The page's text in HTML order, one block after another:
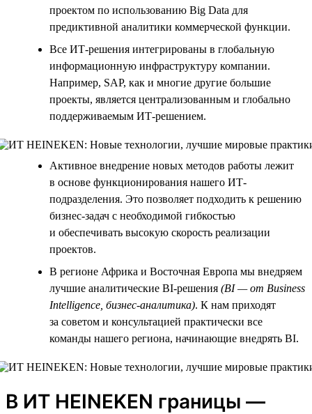
проектом по использованию Big Data для
предиктивной аналитики коммерческой функции.
Все ИТ-решения интегрированы в глобальную
информационную инфраструктуру компании.
Например, SAP, как и многие другие большие
проекты, является централизованным и глобально
поддерживаемым ИТ-решением.
Активное внедрение новых методов работы лежит
в основе функционирования нашего ИТ-
подразделения. Это позволяет подходить к решению
бизнес-задач с необходимой гибкостью
и обеспечивать высокую скорость реализации
проектов.
В регионе Африка и Восточная Европа мы внедряем
лучшие аналитические BI-решения (BI — от Business
Intelligence, бизнес-аналитика). К нам приходят
за советом и консультацией практически все
команды нашего региона, начинающие внедрять BI.
В ИТ HEINEKEN границы —